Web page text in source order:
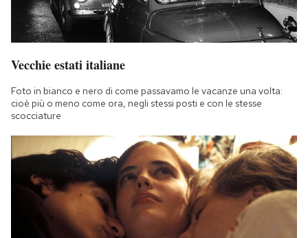
Vecchie estati italiane
Foto in bianco e nero di come passavamo le vacanze una volta:
cioè più o meno come ora, negli stessi posti e con le stesse
scocciature